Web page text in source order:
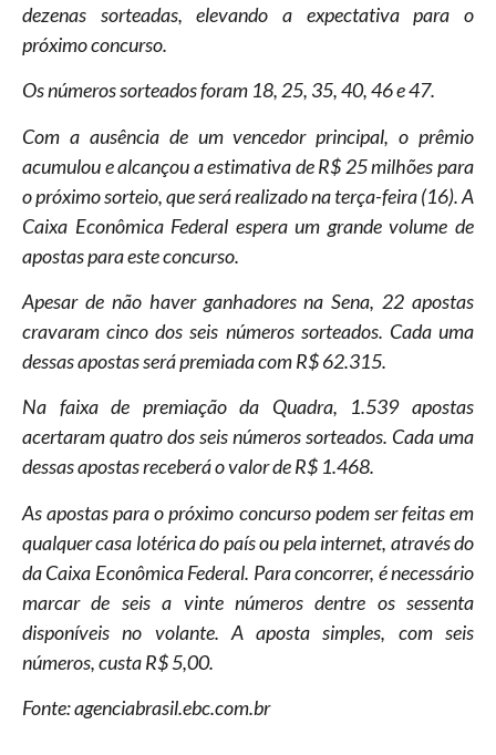
dezenas sorteadas, elevando a expectativa para o
próximo concurso.
Os números sorteados foram 18, 25, 35, 40, 46 e 47.
Com a ausência de um vencedor principal, o prêmio
acumulou e alcançou a estimativa de R$ 25 milhões para
o próximo sorteio, que será realizado na terça-feira (16). A
Caixa Econômica Federal espera um grande volume de
apostas para este concurso.
Apesar de não haver ganhadores na Sena, 22 apostas
cravaram cinco dos seis números sorteados. Cada uma
dessas apostas será premiada com R$ 62.315.
Na faixa de premiação da Quadra, 1.539 apostas
acertaram quatro dos seis números sorteados. Cada uma
dessas apostas receberá o valor de R$ 1.468.
As apostas para o próximo concurso podem ser feitas em
qualquer casa lotérica do país ou pela internet, através do
da Caixa Econômica Federal. Para concorrer, é necessário
marcar de seis a vinte números dentre os sessenta
disponíveis no volante. A aposta simples, com seis
números, custa R$ 5,00.
Fonte: agenciabrasil.ebc.com.br